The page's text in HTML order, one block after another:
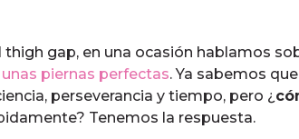
gap, en una ocasión hablamos
piernas perfectas. Ya sabemos
perseverancia y tiempo, pero ¿
Tenemos la respuesta.